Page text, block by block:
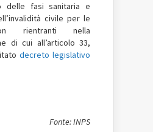
delle fasi sanitaria e
civile per le
rientranti nella
di cui all’articolo 33,
decreto legislativo
Fonte: INPS